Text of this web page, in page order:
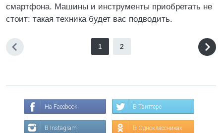
смартфона. Машины и инструменты приобретать не
стоит: такая техника будет вас подводить.
1 2
На Facebook В Твиттере
В Instagram В Одноклассниках